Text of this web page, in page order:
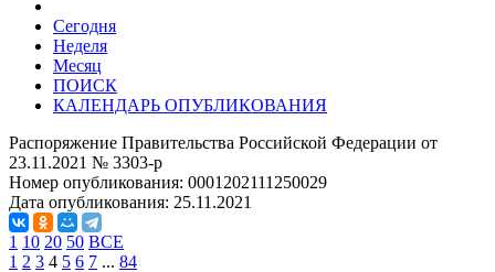
Сегодня
Неделя
Месяц
ПОИСК
КАЛЕНДАРЬ ОПУБЛИКОВАНИЯ
Распоряжение Правительства Российской Федерации от
23.11.2021 № 3303-р
Номер опубликования: 0001202111250029
Дата опубликования: 25.11.2021
1 10 20 50 ВСЕ
1 2 3 4 5 6 7 ... 84